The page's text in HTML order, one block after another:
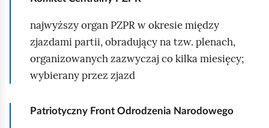
najwyższy organ PZPR w okresie między
zjazdami partii, obradujący na tzw. plenach,
organizowanych zazwyczaj co kilka miesięcy;
wybierany przez zjazd
Patriotyczny Front Odrodzenia Narodowego